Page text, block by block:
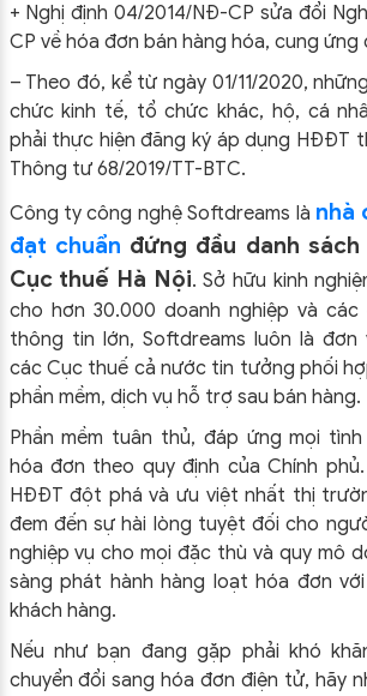
+ Nghị định 04/2014/NĐ-CP sửa đổi
CP về hóa đơn bán hàng hóa, cung ứng
– Theo đó, kể từ ngày 01/11/2020,
chức kinh tế, tổ chức khác, hộ, cá
phải thực hiện đăng ký áp dụng HĐĐT
Thông tư 68/2019/TT-BTC.
Công ty công nghệ Softdreams là nhà
đạt chuẩn đứng đầu danh
Cục thuế Hà Nội. Sở hữu kinh
cho hơn 30.000 doanh nghiệp và
thông tin lớn, Softdreams luôn là
các Cục thuế cả nước tin tưởng phối
phần mềm, dịch vụ hỗ trợ sau bán hàng.
Phần mềm tuân thủ, đáp ứng mọi
hóa đơn theo quy định của Chính
HĐĐT đột phá và ưu việt nhất thị
đem đến sự hài lòng tuyệt đối cho
nghiệp vụ cho mọi đặc thù và quy mô
sàng phát hành hàng loạt hóa đơn
khách hàng.
Nếu như bạn đang gặp phải khó
chuyển đổi sang hóa đơn điện tử, hãy